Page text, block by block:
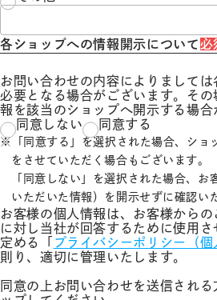
各ショップへの情報開示について必
お問い合わせの内容によりまして
必要となる場合がございます。そ
報を該当のショップへ開示する場合
同意しない
同意する
「同意する」を選択された場合、ショ
をさせていただく場合もございます。
「同意しない」を選択された場合、お
いただいた情報）を開示せずに確認い
お客様の個人情報は、お客様から
に対し当社が回答するために使用
定める「
プライバシーポリシー（個
則り、適切に管理いたします。
同意の上お問い合わせを送信され